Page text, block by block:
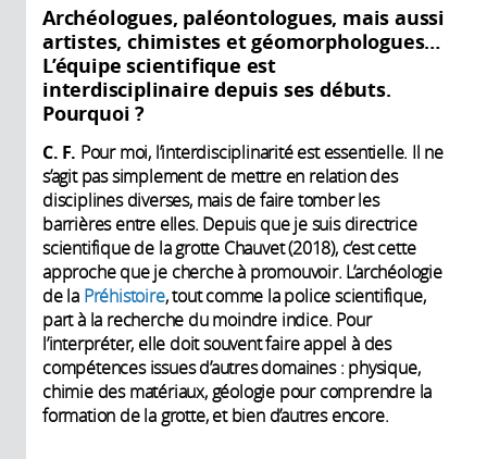
Archéologues, paléontologues, mais aussi
artistes, chimistes et géomorphologues…
L’équipe scientifique est
interdisciplinaire depuis ses débuts.
Pourquoi ?
C. F. Pour moi, l’interdisciplinarité est essentielle. Il ne
s’agit pas simplement de mettre en relation des
disciplines diverses, mais de faire tomber les
barrières entre elles. Depuis que je suis directrice
scientifique de la grotte Chauvet (2018), c’est cette
approche que je cherche à promouvoir. L’archéologie
de la Préhistoire, tout comme la police scientifique,
part à la recherche du moindre indice. Pour
l’interpréter, elle doit souvent faire appel à des
compétences issues d’autres domaines : physique,
chimie des matériaux, géologie pour comprendre la
formation de la grotte, et bien d’autres encore.